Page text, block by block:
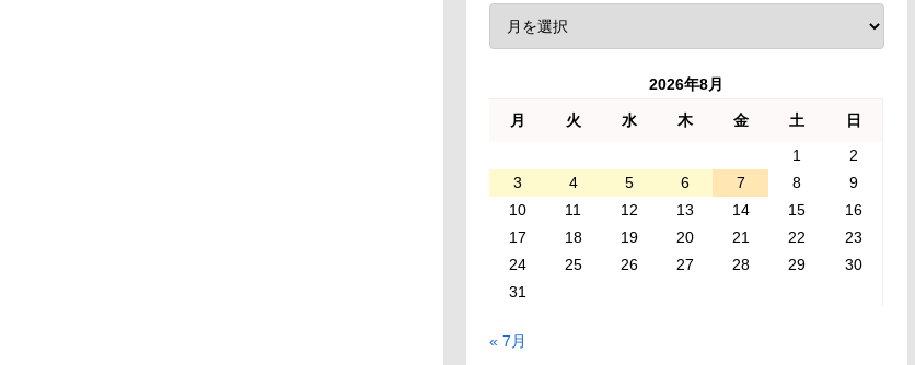
2026年8月
月 火 水 木 金 土
日
1
2
3
4 5 6 7 8
9
10
11 12 13 14 15
16
17
18 19 20 21 22
23
24
25 26 27 28 29
30
31
« 7月